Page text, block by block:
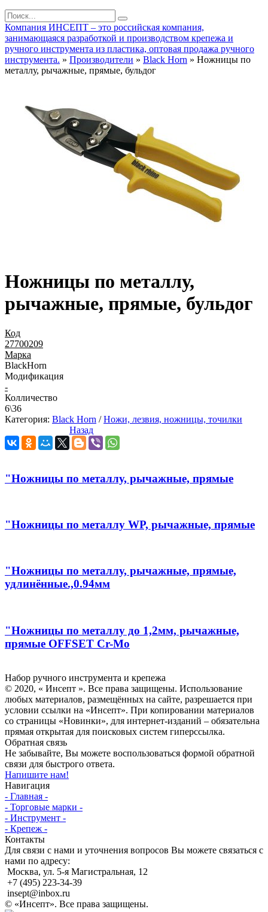
Компания ИНСЕПТ – это российская компания,
занимающаяся разработкой и производством крепежа и
ручного инструмента из пластика, оптовая продажа ручного
инструмента. » Производители » Black Horn » Ножницы по
металлу, рычажные, прямые, бульдог
Ножницы по металлу,
рычажные, прямые, бульдог
Код
27700209
Марка
BlackHorn
Модификация
-
Колличество
6\36
Категория: Black Horn /Ножи, лезвия, ножницы, точилки
Назад
"Ножницы по металлу, рычажные, прямые
"Ножницы по металлу WP, рычажные, прямые
"Ножницы по металлу, рычажные, прямые,
удлинённые.,0.94мм
"Ножницы по металлу до 1,2мм, рычажные,
прямые OFFSET Cr-Mo
Набор ручного инструмента и крепежа
© 2020, « Инсепт ». Все права защищены. Использование
любых материалов, размещённых на сайте, разрешается при
условии ссылки на «Инсепт». При копировании материалов
со страницы «Новинки», для интернет-изданий – обязательна
прямая открытая для поисковых систем гиперссылка.
Обратная связь
Не забывайте, Вы можете воспользоваться формой обратной
связи для быстрого ответа.
Напишите нам!
Навигация
- Главная -
- Торговые марки -
- Инструмент -
- Крепеж -
Контакты
Для связи с нами и уточнения вопросов Вы можете связаться с
нами по адресу:
Москва, ул. 5-я Магистральная, 12
+7 (495) 223-34-39
insept@inbox.ru
© «Инсепт». Все права защищены.